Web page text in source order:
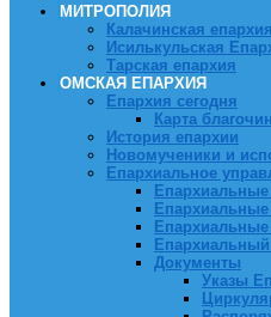
МИТРОПОЛИЯ
Калачинская епархия
Исилькульская
Тарская епархия
ОМСКАЯ ЕПАРХИЯ
Епархия сегодня
Карта
История епархии
Новомученики и
Епархиальное
Епархиальный
Документы
Указы